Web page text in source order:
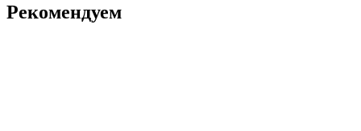
Рекомендуем